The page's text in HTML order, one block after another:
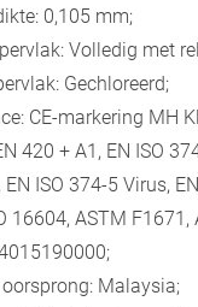
0,105 mm;
Volledig met
Gechloreerd;
CE-markering MH
420 + A1, EN ISO
EN ISO 374-5 Virus,
16604, ASTM F1671,
Malaysia;